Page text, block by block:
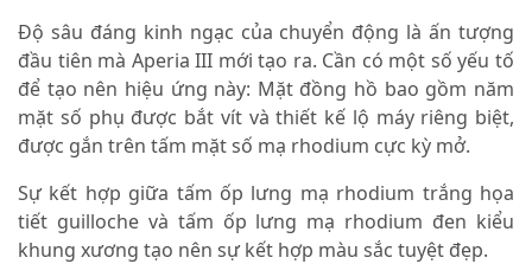
Độ sâu đáng kinh ngạc của chuyển động là ấn tượng
đầu tiên mà Aperia III mới tạo ra. Cần có một số yếu tố
để tạo nên hiệu ứng này: Mặt đồng hồ bao gồm năm
mặt số phụ được bắt vít và thiết kế lộ máy riêng biệt,
được gắn trên tấm mặt số mạ rhodium cực kỳ mở.
Sự kết hợp giữa tấm ốp lưng mạ rhodium trắng họa
tiết guilloche và tấm ốp lưng mạ rhodium đen kiểu
khung xương tạo nên sự kết hợp màu sắc tuyệt đẹp.